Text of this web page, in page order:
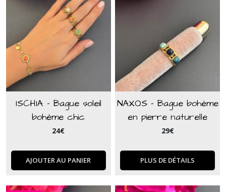
ISCHIA - Bague soleil
bohème chic
24€
AJOUTER AU PANIER
NAXOS - Bague bohème
en pierre naturelle
sodalite bleu
29€
PLUS DE DÉTAILS